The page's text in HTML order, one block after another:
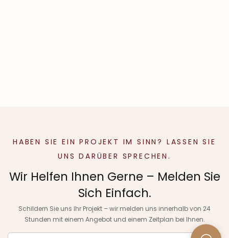
HABEN SIE EIN PROJEKT IM SINN? LASSEN SIE
UNS DARÜBER SPRECHEN.
Wir Helfen Ihnen Gerne – Melden Sie
Sich Einfach.
Schildern Sie uns Ihr Projekt – wir melden uns innerhalb von 24
Stunden mit einem Angebot und einem Zeitplan bei Ihnen.